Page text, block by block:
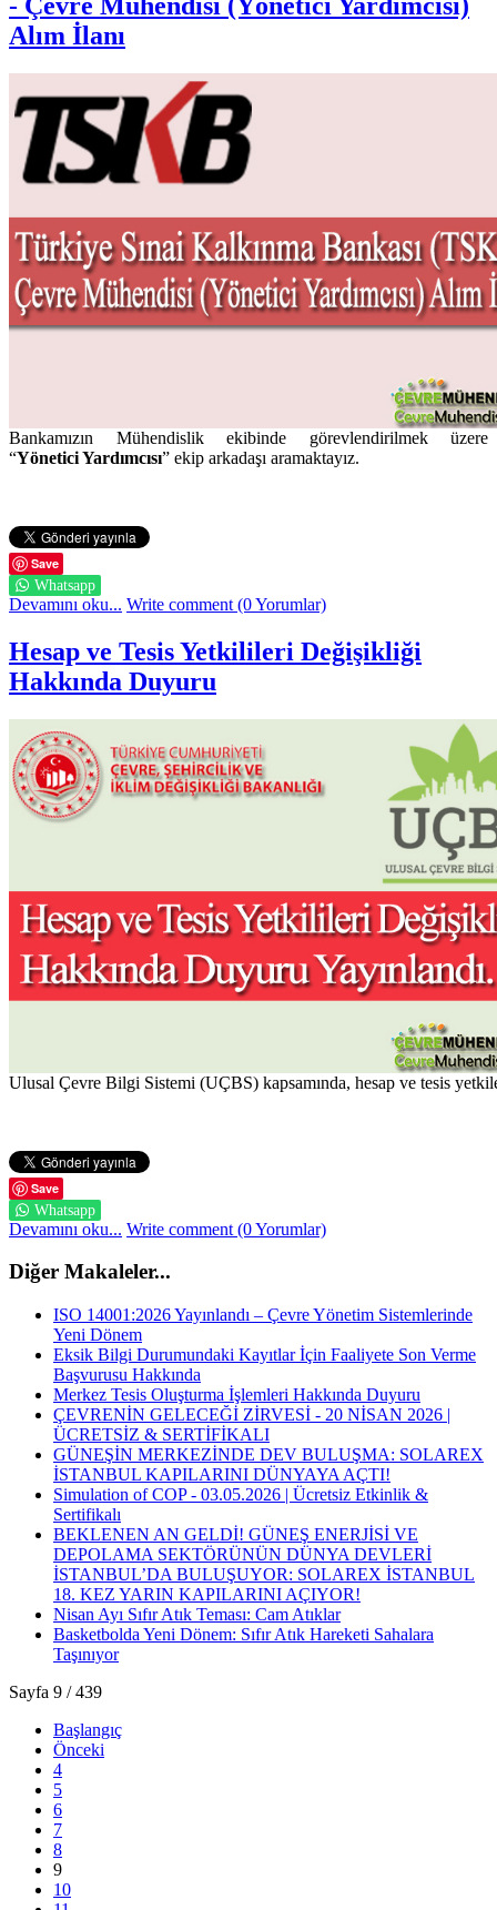
Alım İlanı
Bankamızın Mühendislik ekibinde görevlendirilmek üzere
“Yönetici Yardımcısı” ekip arkadaşı aramaktayız.
Save
Whatsapp
Devamını oku... Write comment (0 Yorumlar)
Hesap ve Tesis Yetkilileri Değişikliği
Hakkında Duyuru
Ulusal Çevre Bilgi Sistemi (UÇBS) kapsamında, hesap ve tesis
Save
Whatsapp
Devamını oku... Write comment (0 Yorumlar)
Diğer Makaleler...
ISO 14001:2026 Yayınlandı – Çevre Yönetim Sistemlerinde
Yeni Dönem
Eksik Bilgi Durumundaki Kayıtlar İçin Faaliyete Son Verme
Başvurusu Hakkında
Merkez Tesis Oluşturma İşlemleri Hakkında Duyuru
ÇEVRENİN GELECEĞİ ZİRVESİ - 20 NİSAN 2026 |
ÜCRETSİZ & SERTİFİKALI
GÜNEŞİN MERKEZİNDE DEV BULUŞMA: SOLAREX
İSTANBUL KAPILARINI DÜNYAYA AÇTI!
Simulation of COP - 03.05.2026 | Ücretsiz Etkinlik &
Sertifikalı
BEKLENEN AN GELDİ! GÜNEŞ ENERJİSİ VE
DEPOLAMA SEKTÖRÜNÜN DÜNYA DEVLERİ
İSTANBUL’DA BULUŞUYOR: SOLAREX İSTANBUL
18. KEZ YARIN KAPILARINI AÇIYOR!
Nisan Ayı Sıfır Atık Teması: Cam Atıklar
Basketbolda Yeni Dönem: Sıfır Atık Hareketi Sahalara
Taşınıyor
Sayfa 9 / 439
Başlangıç
Önceki
4
5
6
7
8
9
10